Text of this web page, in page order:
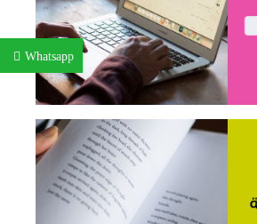
Whatsapp